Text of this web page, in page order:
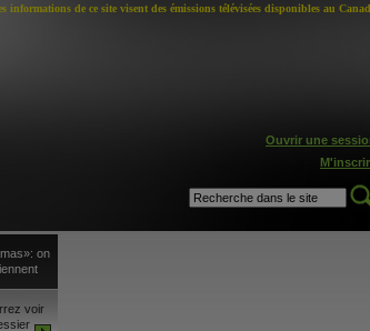
informations de ce site visent des émissions télévisées disponibles au
Ouvrir une
on
voir